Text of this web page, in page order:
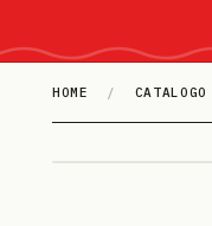
HOME / CATALOGO